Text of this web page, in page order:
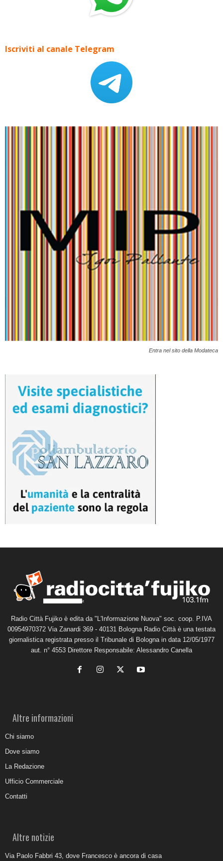
Iscriviti al canale Telegram
Entra nel sito della Modateca
Radio Città Fujiko è edita da "L'Informazione Nuova" soc. coop. P.IVA
00954970372 Via Zanardi 369 - 40131 Bologna Radio Città è una testata
giornalistica registrata presso il Tribunale di Bologna in data 12/05/1977
aut. n° 4553 Direttore Responsabile: Alessandro Canella
Altre informazioni
Chi siamo
Dove siamo
La Redazione
Ufficio Commerciale
Contatti
Altre notizie
Via Paolo Fabbri 43, dove Francesco è ancora di casa